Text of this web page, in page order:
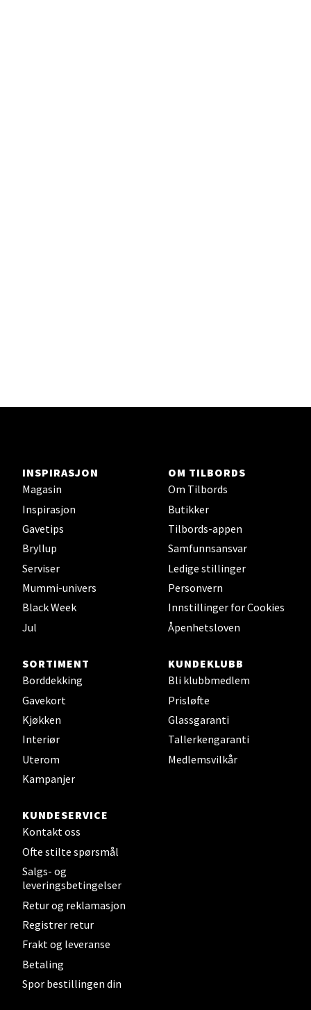
INSPIRASJON
Magasin
Inspirasjon
Gavetips
Bryllup
Serviser
Mummi-univers
Black Week
Jul
OM TILBORDS
Om Tilbords
Butikker
Tilbords-appen
Samfunnsansvar
Ledige stillinger
Personvern
Innstillinger for Cookies
Åpenhetsloven
SORTIMENT
Borddekking
Gavekort
Kjøkken
Interiør
Uterom
Kampanjer
KUNDEKLUBB
Bli klubbmedlem
Prisløfte
Glassgaranti
Tallerkengaranti
Medlemsvilkår
KUNDESERVICE
Kontakt oss
Ofte stilte spørsmål
Salgs- og
leveringsbetingelser
Retur og reklamasjon
Registrer retur
Frakt og leveranse
Betaling
Spor bestillingen din
Austbøvegen 16, 5542 Karmsund
Velg
Stavanger og Sandnes - Kilden
Gartnerveien 16, 4016 Stavanger
Velg
Stavanger og Sandnes - Kvadrat
Gamle Stokkavei 1, 4313 Sandnes
Åpent i dag 10-21
Bergen - Thon Senter Lagunen